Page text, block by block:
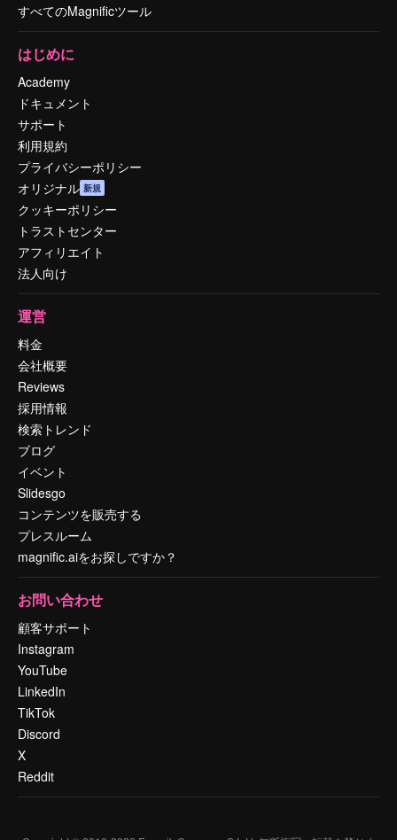
すべてのMagnificツール
はじめに
Academy
ドキュメント
サポート
利用規約
プライバシーポリシー
オリジナル 新規
クッキーポリシー
トラストセンター
アフィリエイト
法人向け
運営
料金
会社概要
Reviews
採用情報
検索トレンド
ブログ
イベント
Slidesgo
コンテンツを販売する
プレスルーム
magnific.aiをお探しですか？
お問い合わせ
顧客サポート
Instagram
YouTube
LinkedIn
TikTok
Discord
X
Reddit